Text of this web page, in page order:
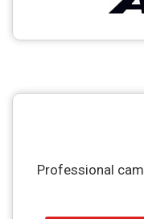
Professional